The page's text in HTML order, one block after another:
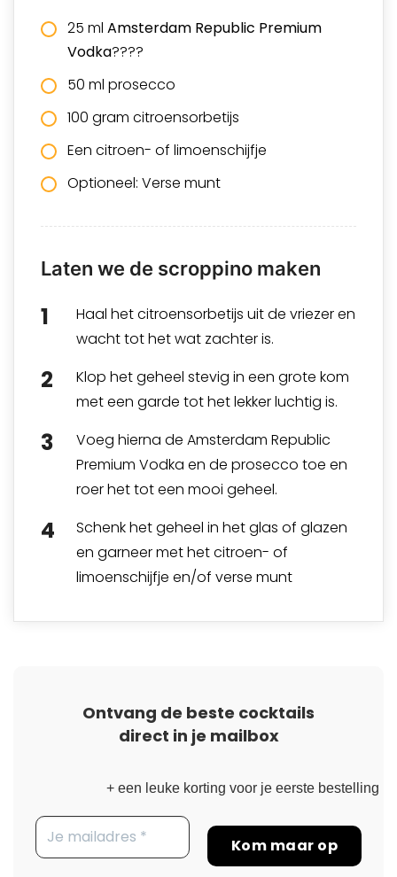
25 ml Amsterdam Republic Premium
Vodka????
50 ml prosecco
100 gram citroensorbetijs
Een citroen- of limoenschijfje
Optioneel: Verse munt
Laten we de scroppino maken
Haal het citroensorbetijs uit de vriezer en
wacht tot het wat zachter is.
Klop het geheel stevig in een grote kom
met een garde tot het lekker luchtig is.
Voeg hierna de Amsterdam Republic
Premium Vodka en de prosecco toe en
roer het tot een mooi geheel.
Schenk het geheel in het glas of glazen
en garneer met het citroen- of
limoenschijfje en/of verse munt
Ontvang de beste cocktails
direct in je mailbox
+ een leuke korting voor je eerste bestelling